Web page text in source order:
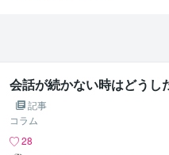
会話が続かない時はどうし
記事
コラム
28